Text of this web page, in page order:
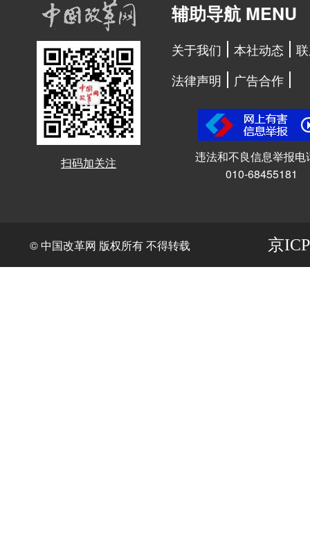
扫码加关注
辅助导航 MENU
关于我们 本社动态
法律声明
广告合作
违法和不良信息举报电
010-68455181
© 中国改革网 版权所有 不得转载 京